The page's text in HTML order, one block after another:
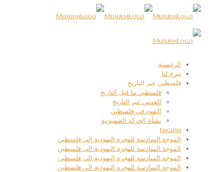
الرئيسية
تبرع لنا
فلسطين عبر التاريخ
فلسطين ما قبل التاريخ
القدس عبر التاريخ
اليهود في فلسطين
نشأة الحركة الصهيونية
English
الموجة السادسة للهجرة اليهودية الى فلسطين
الموجة السادسة للهجرة اليهودية الى فلسطين
الموجة السادسة للهجرة اليهودية الى فلسطين
الموجة السادسة للهجرة اليهودية الى فلسطين